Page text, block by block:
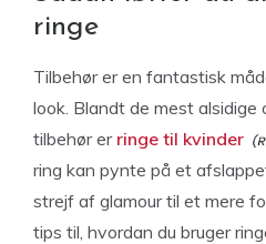
ringe
Tilbehør er en fantastisk
look. Blandt de mest alsidige
tilbehør er ringe til kvinder
ring kan pynte på et
strejf af glamour til et mere
tips til, hvordan du bruger